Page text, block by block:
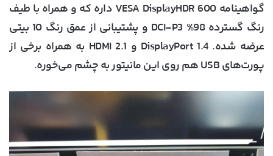
گواهینامه VESA DisplayHDR 600 داره که و همراه با طیف
رنگ گسترده 98% DCI-P3 و پشتیبانی از عمق رنگ 10 بیتی
عرضه شده. DisplayPort 1.4 و HDMI 2.1 به همراه برخی از
پورت‌های USB هم روی این مانیتور به چشم می‌خوره.